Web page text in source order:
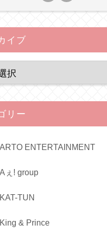
イブ
リー
ENTERTAINMENT
Aぇ! group
KAT-TUN
King & Prince